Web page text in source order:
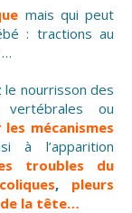
mais qui peut
: tractions au
…
nourrisson des
vertébrales ou
mécanismes
à l’apparition
troubles du
, pleurs
la tête…